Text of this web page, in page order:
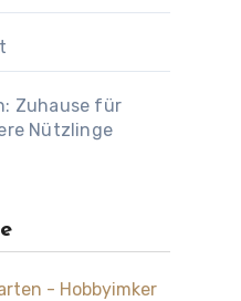
Zuhause für
Nützlinge
- Hobbyimker